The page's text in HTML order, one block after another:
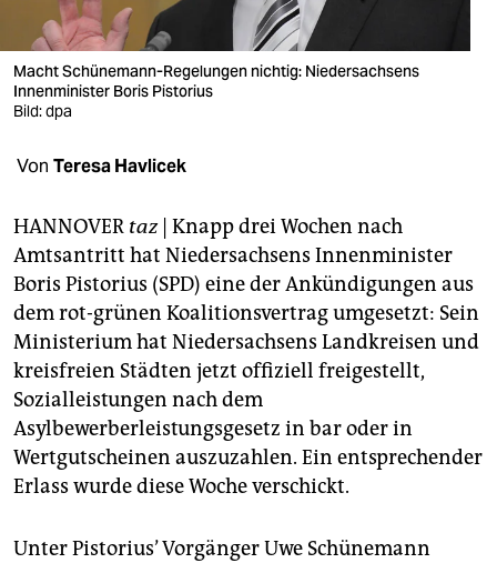
verlag
verlag
veranstaltungen
unterstützen
abo
genossenschaft
epaper login
Macht Schünemann-Regelungen nichtig: Niedersachsens
Innenminister Boris Pistorius
Bild: dpa
Von Teresa Havlicek
HANNOVER taz| Knapp drei Wochen nach
Amtsantritt hat Niedersachsens Innenminister
Boris Pistorius (SPD) eine der Ankündigungen aus
dem rot-grünen Koalitionsvertrag umgesetzt: Sein
Ministerium hat Niedersachsens Landkreisen und
kreisfreien Städten jetzt offiziell freigestellt,
Sozialleistungen nach dem
Asylbewerberleistungsgesetz in bar oder in
Wertgutscheinen auszuzahlen. Ein entsprechender
Erlass wurde diese Woche verschickt.
Unter Pistorius’ Vorgänger Uwe Schünemann